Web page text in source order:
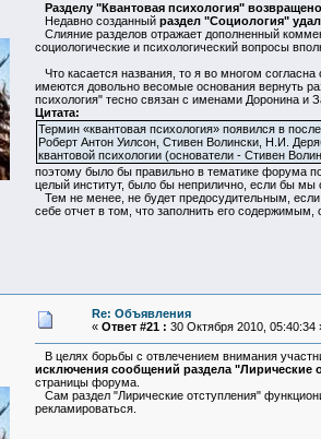
Разделу "Квантовая психология"
Недавно созданный раздел "Социология"
Слияние разделов отражает дополненный
социологические и психологический вопросы
Что касается названия, то я во многом
имеются довольно весомые основания вернуть
психология" тесно связан с именами Доронина и
Цитата:
Термин «квантовая психология» появился в
Роберт Антон Уилсон, Стивен Волински, Н.И.
квантовой психологии (основатели - Стивен
поэтому было бы правильно в тематике форума
целый институт, было бы неприлично, если бы мы
Тем не менее, не будет предосудительным, если
себе отчет в том, что заполнить его
Re: Объявления
« Ответ #21 : 30 Октября 2010, 05:40:34
В целях борьбы с отвлечением внимания
исключения сообщений раздела "Лирические
страницы форума.
Сам раздел "Лирические отступления"
рекламироваться.